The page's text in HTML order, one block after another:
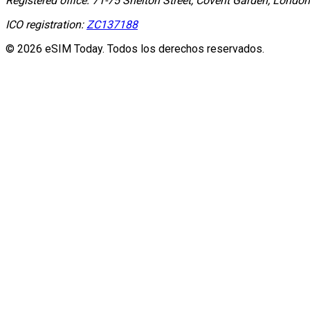
ICO registration: ZC137188
© 2026 eSIM Today. Todos los derechos reservados.